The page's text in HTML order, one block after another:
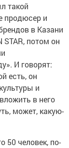
такой
продюсер и
в Казани
STAR, потом он
И говорят:
есть, он
и
в него
может, какую-
50 человек, по-